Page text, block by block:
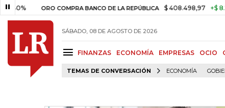
ORO COMPRA BANCO DE LA REPÚBLICA $ 408.498,97 +$ 8.753,81
SÁBADO, 08 DE AGOSTO DE 2026
FINANZAS ECONOMÍA EMPRESAS OCIO
TEMAS DE CONVERSACIÓN ECONOMÍA